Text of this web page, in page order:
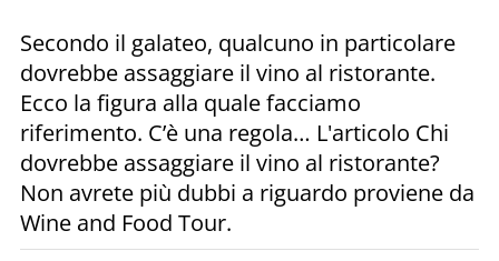
Secondo il galateo, qualcuno in particolare
dovrebbe assaggiare il vino al ristorante.
Ecco la figura alla quale facciamo
riferimento. C’è una regola… L'articolo Chi
dovrebbe assaggiare il vino al ristorante?
Non avrete più dubbi a riguardo proviene da
Wine and Food Tour.